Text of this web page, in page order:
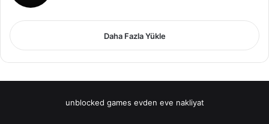
Daha Fazla Yükle
unblocked games evden eve nakliyat